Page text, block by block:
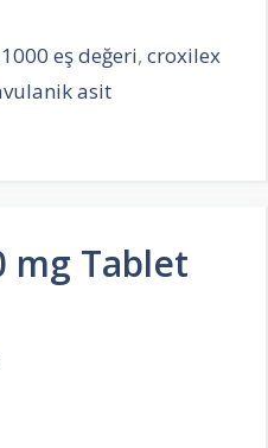
eş değeri,croxilex
asit
mg Tablet